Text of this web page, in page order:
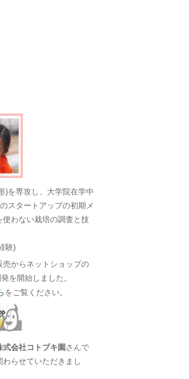
)を専攻し、大学院在学中
スタートアップの初期メ
使わない栽培の調査と技
験)
からネットショップの
を開始しました。
をご覧ください。
式会社コトブキ園 さんで
らせていただきまし